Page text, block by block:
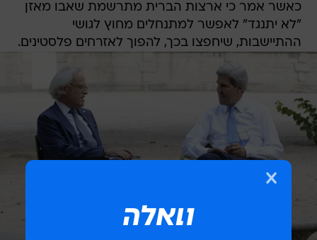
כאשר אמר כי ארצות הברית מתרשמת שאבו מאזן
"לא יתנגד" לאפשר למתנחלים מחוץ לגושי
ההתיישבות, שיחפצו בכך, להפוך לאזרחים פלסטינים.